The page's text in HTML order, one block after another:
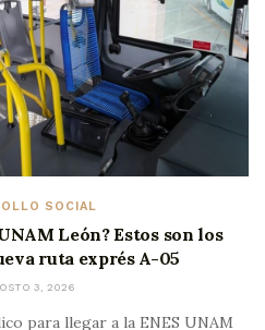
SOCIAL
León? Estos son los
ruta exprés A-05
3, 2026
para llegar a la ENES UNAM